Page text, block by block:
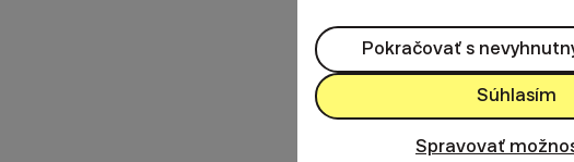
Pokračovať s
Súhlasím
Spravovať